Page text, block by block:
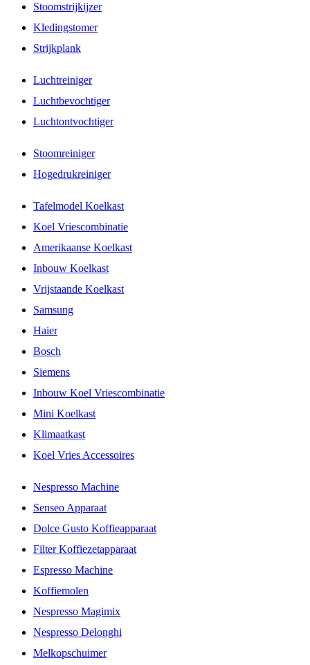
Stoomstrijkijzer
Kledingstomer
Strijkplank
Luchtreiniger
Luchtbevochtiger
Luchtontvochtiger
Stoomreiniger
Hogedrukreiniger
Tafelmodel Koelkast
Koel Vriescombinatie
Amerikaanse Koelkast
Inbouw Koelkast
Vrijstaande Koelkast
Samsung
Haier
Bosch
Siemens
Inbouw Koel Vriescombinatie
Mini Koelkast
Klimaatkast
Koel Vries Accessoires
Nespresso Machine
Senseo Apparaat
Dolce Gusto Koffieapparaat
Filter Koffiezetapparaat
Espresso Machine
Koffiemolen
Nespresso Magimix
Nespresso Delonghi
Melkopschuimer